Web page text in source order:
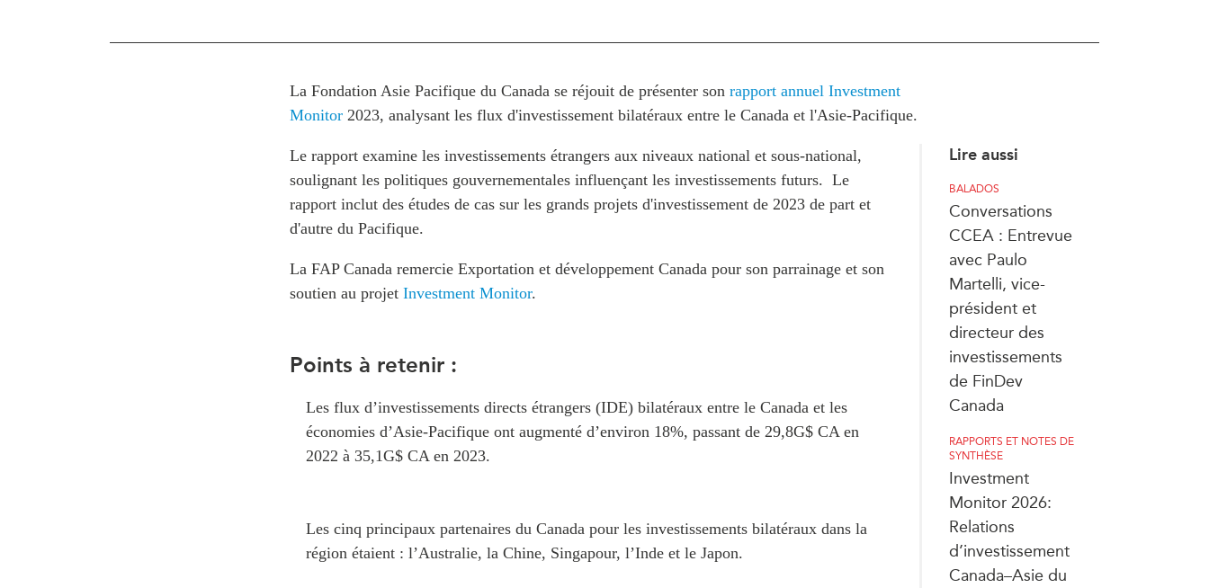
La Fondation Asie Pacifique du Canada se réjouit de présenter son rapport annuel Investment
Monitor 2023, analysant les flux d'investissement bilatéraux entre le Canada et l'Asie-Pacifique.
Lire aussi
BALADOS
Conversations
CCEA : Entrevue
avec Paulo
Martelli, vice-
président et
directeur des
investissements
de FinDev
Canada
RAPPORTS ET NOTES DE
SYNTHÈSE
Investment
Monitor 2026:
Relations
d’investissement
Canada–Asie du
Le rapport examine les investissements étrangers aux niveaux national et sous-national,
soulignant les politiques gouvernementales influençant les investissements futurs. Le
rapport inclut des études de cas sur les grands projets d'investissement de 2023 de part et
d'autre du Pacifique.
La FAP Canada remercie Exportation et développement Canada pour son parrainage et son
soutien au projet Investment Monitor.
Points à retenir :
Les flux d’investissements directs étrangers (IDE) bilatéraux entre le Canada et les
économies d’Asie‑Pacifique ont augmenté d’environ 18%, passant de 29,8G$ CA en
2022 à 35,1G$ CA en 2023.
Les cinq principaux partenaires du Canada pour les investissements bilatéraux dans la
région étaient : l’Australie, la Chine, Singapour, l’Inde et le Japon.